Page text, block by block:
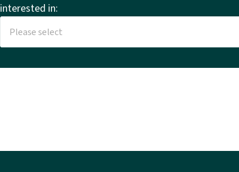
interested in: